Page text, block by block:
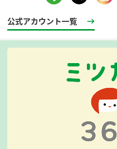
公式アカウント一覧